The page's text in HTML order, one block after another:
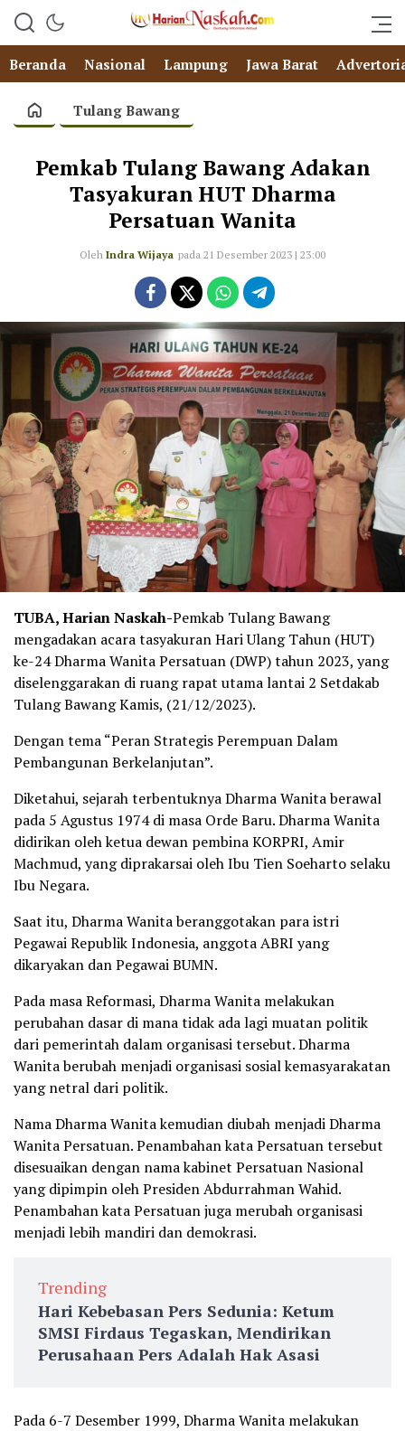
Beranda Nasional Lampung Jawa Barat
Tulang Bawang
Pemkab Tulang Bawang Adakan
Tasyakuran HUT Dharma
Persatuan Wanita
Oleh Indra Wijaya pada 21 Desember 2023 | 23:00
TUBA, Harian Naskah-Pemkab Tulang Bawang
mengadakan acara tasyakuran Hari Ulang Tahun (HUT)
ke-24 Dharma Wanita Persatuan (DWP) tahun 2023, yang
diselenggarakan di ruang rapat utama lantai 2 Setdakab
Tulang Bawang Kamis, (21/12/2023).
Dengan tema “Peran Strategis Perempuan Dalam
Pembangunan Berkelanjutan”.
Diketahui, sejarah terbentuknya Dharma Wanita berawal
pada 5 Agustus 1974 di masa Orde Baru. Dharma Wanita
didirikan oleh ketua dewan pembina KORPRI, Amir
Machmud, yang diprakarsai oleh Ibu Tien Soeharto selaku
Ibu Negara.
Saat itu, Dharma Wanita beranggotakan para istri
Pegawai Republik Indonesia, anggota ABRI yang
dikaryakan dan Pegawai BUMN.
Pada masa Reformasi, Dharma Wanita melakukan
perubahan dasar di mana tidak ada lagi muatan politik
dari pemerintah dalam organisasi tersebut. Dharma
Wanita berubah menjadi organisasi sosial kemasyarakatan
yang netral dari politik.
Nama Dharma Wanita kemudian diubah menjadi Dharma
Wanita Persatuan. Penambahan kata Persatuan tersebut
disesuaikan dengan nama kabinet Persatuan Nasional
yang dipimpin oleh Presiden Abdurrahman Wahid.
Penambahan kata Persatuan juga merubah organisasi
menjadi lebih mandiri dan demokrasi.
Trending
Hari Kebebasan Pers Sedunia: Ketum
SMSI Firdaus Tegaskan, Mendirikan
Perusahaan Pers Adalah Hak Asasi
Pada 6-7 Desember 1999, Dharma Wanita melakukan